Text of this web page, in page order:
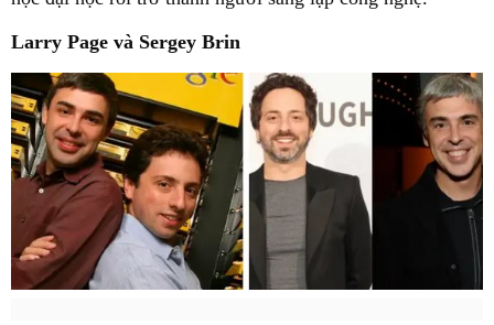
Larry Page và Sergey Brin